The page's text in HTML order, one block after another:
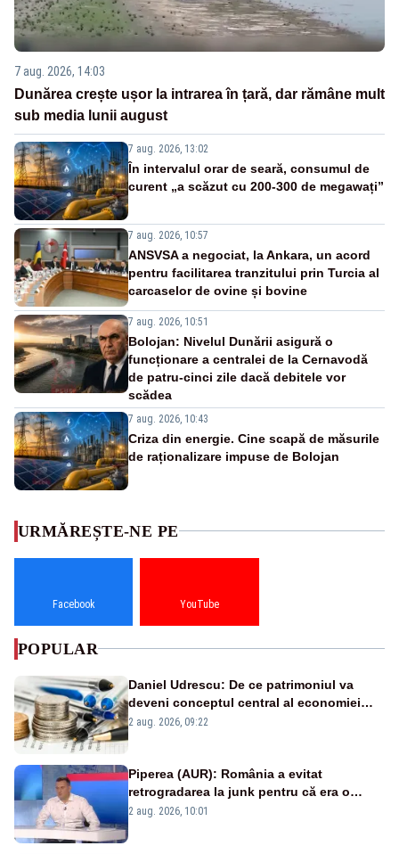
7 aug. 2026, 14:03
Dunărea crește ușor la intrarea în țară, dar rămâne mult
sub media lunii august
7 aug. 2026, 13:02
În intervalul orar de seară, consumul de
curent „a scăzut cu 200-300 de megawați”
7 aug. 2026, 10:57
ANSVSA a negociat, la Ankara, un acord
pentru facilitarea tranzitului prin Turcia al
carcaselor de ovine și bovine
7 aug. 2026, 10:51
Bolojan: Nivelul Dunării asigură o
funcționare a centralei de la Cernavodă
de patru-cinci zile dacă debitele vor
scădea
7 aug. 2026, 10:43
Criza din energie. Cine scapă de măsurile
de raționalizare impuse de Bolojan
URMĂREȘTE-NE PE
Facebook YouTube
POPULAR
Daniel Udrescu: De ce patrimoniul va
deveni conceptul central al economiei
viitoare?
2 aug. 2026, 09:22
Piperea (AUR): România a evitat
retrogradarea la junk pentru că era o
catastrofă pentru bănci și fondurile de
2 aug. 2026, 10:01